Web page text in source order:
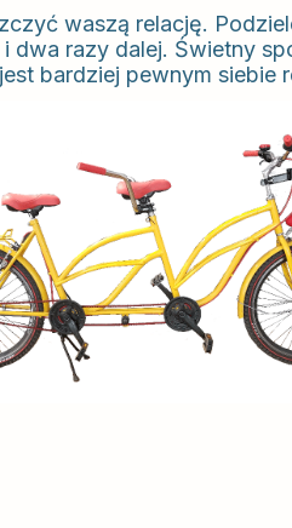
waszą relację.
dwa razy dalej. Świetny
bardziej pewnym siebie